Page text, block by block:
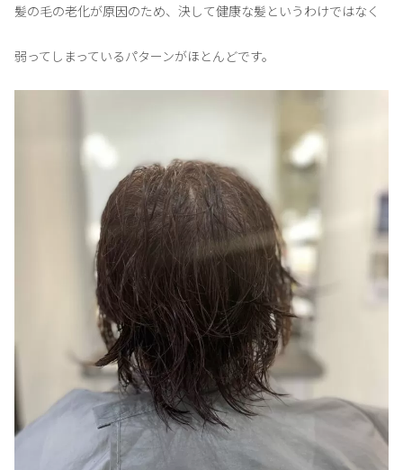
髪の毛の老化が原因のため、決して健康な髪というわけではなく
弱ってしまっているパターンがほとんどです。